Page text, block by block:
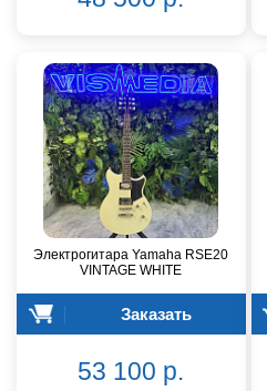
Электрогитара Yamaha RSE20
VINTAGE WHITE
Заказать
53 100 р.